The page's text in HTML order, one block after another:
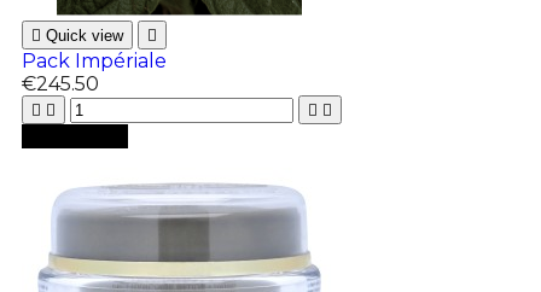
 Quick view 
Pack Impériale
€245.50
   